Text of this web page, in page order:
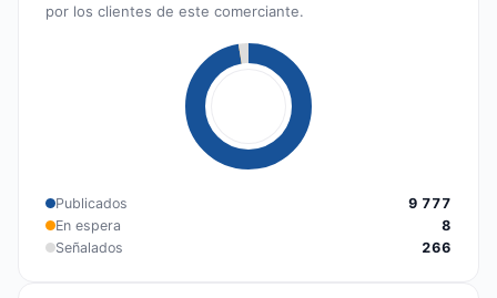
por los clientes de este comerciante.
Publicados
9 777
En espera
8
Señalados
266